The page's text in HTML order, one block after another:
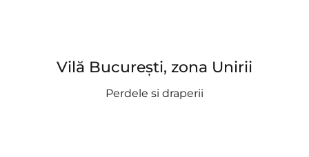
Vilă București, zona Unirii
Perdele si draperii